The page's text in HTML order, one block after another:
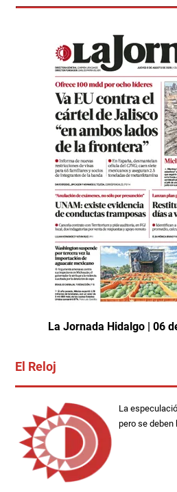
La Jornada Hidalgo | 06
El Reloj
La
pero se deben